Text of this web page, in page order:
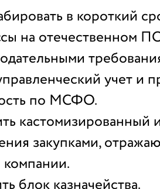
в короткий
на отечественном
учет и
по МСФО.
кастомизированный
закупками,